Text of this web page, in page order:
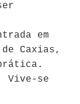
em
Caxias,
Vive-se